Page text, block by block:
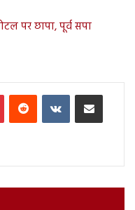
पर छापा, पूर्व सपा
PinterestReddit VKontakteShare via Email